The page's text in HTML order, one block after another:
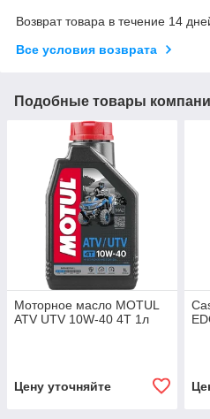
Возврат товара в течение 14
Все условия возврата
Подобные товары
Моторное масло MOTUL
ATV UTV 10W-40 4T 1л
Цену уточняйте